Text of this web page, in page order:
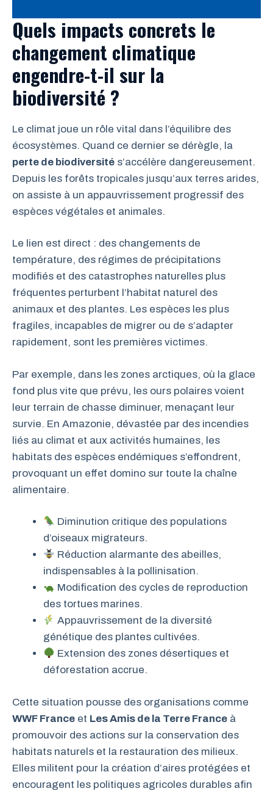
Quels impacts concrets le
changement climatique
engendre-t-il sur la
biodiversité ?
Le climat joue un rôle vital dans l’équilibre des
écosystèmes. Quand ce dernier se dérègle, la
perte de biodiversité s’accélère dangereusement.
Depuis les forêts tropicales jusqu’aux terres arides,
on assiste à un appauvrissement progressif des
espèces végétales et animales.
Le lien est direct : des changements de
température, des régimes de précipitations
modifiés et des catastrophes naturelles plus
fréquentes perturbent l’habitat naturel des
animaux et des plantes. Les espèces les plus
fragiles, incapables de migrer ou de s’adapter
rapidement, sont les premières victimes.
Par exemple, dans les zones arctiques, où la glace
fond plus vite que prévu, les ours polaires voient
leur terrain de chasse diminuer, menaçant leur
survie. En Amazonie, dévastée par des incendies
liés au climat et aux activités humaines, les
habitats des espèces endémiques s’effondrent,
provoquant un effet domino sur toute la chaîne
alimentaire.
Diminution critique des populations
d’oiseaux migrateurs.
Réduction alarmante des abeilles,
indispensables à la pollinisation.
Modification des cycles de reproduction
des tortues marines.
Appauvrissement de la diversité
génétique des plantes cultivées.
Extension des zones désertiques et
déforestation accrue.
Cette situation pousse des organisations comme
WWF France et Les Amis de la Terre France à
promouvoir des actions sur la conservation des
habitats naturels et la restauration des milieux.
Elles militent pour la création d’aires protégées et
encouragent les politiques agricoles durables afin